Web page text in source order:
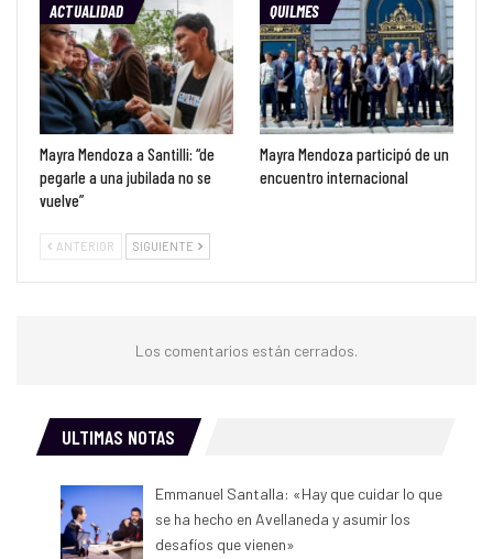
ACTUALIDAD
Mayra Mendoza a Santilli: “de
pegarle a una jubilada no se
vuelve”
QUILMES
Mayra Mendoza participó de un
encuentro internacional
ANTERIOR SIGUIENTE
Los comentarios están cerrados.
ULTIMAS NOTAS
Emmanuel Santalla: «Hay que cuidar lo que
se ha hecho en Avellaneda y asumir los
desafíos que vienen»